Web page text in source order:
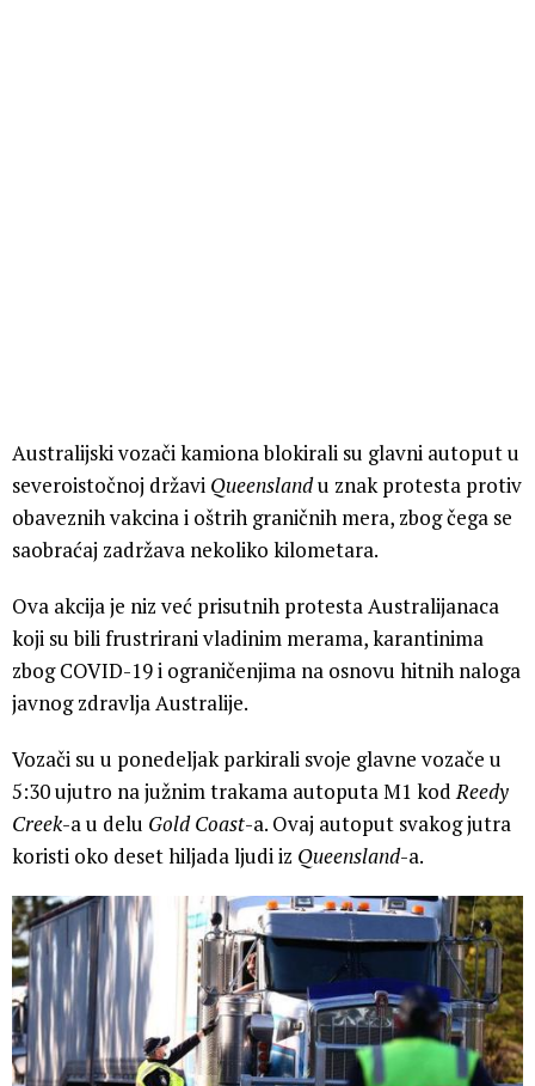
Australijski vozači kamiona blokirali su glavni autoput u
severoistočnoj državi Queenslandu znak protesta protiv
obaveznih vakcina i oštrih graničnih mera, zbog čega se
saobraćaj zadržava nekoliko kilometara.
Ova akcija je niz već prisutnih protesta Australijanaca
koji su bili frustrirani vladinim merama, karantinima
zbog COVID-19 i ograničenjima na osnovu hitnih naloga
javnog zdravlja Australije.
Vozači su u ponedeljak parkirali svoje glavne vozače u
5:30 ujutro na južnim trakama autoputa M1 kodReedy
Creek-a u delu Gold Coast-a. Ovaj autoput svakog jutra
koristi oko deset hiljada ljudi iz Queensland-a.